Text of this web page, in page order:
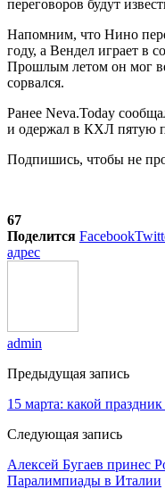
переговоров будут
Напомним, что Нино
году, а Вендел играет в
Прошлым летом он мог
сорвался.
Ранее Neva.Today
и одержал в КХЛ пятую
Подпишись, чтобы не
67
Поделится Facebook
адрес
admin
Предыдущая запись
15 марта: какой праздник
Следующая запись
Алексей Бугаев принес
Паралимпиады в Италии